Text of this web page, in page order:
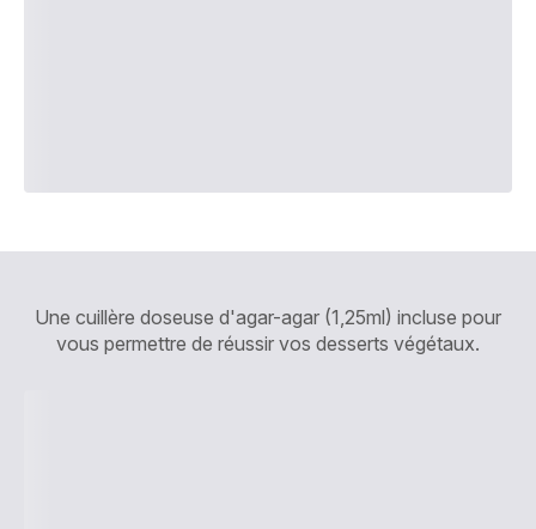
Une cuillère doseuse d'agar-agar (1,25ml) incluse pour
vous permettre de réussir vos desserts végétaux.